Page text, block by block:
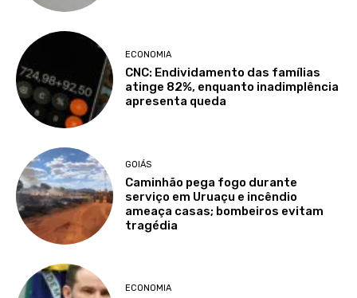
ECONOMIA
CNC: Endividamento das famílias
atinge 82%, enquanto inadimplência
apresenta queda
GOIÁS
Caminhão pega fogo durante
serviço em Uruaçu e incêndio
ameaça casas; bombeiros evitam
tragédia
ECONOMIA